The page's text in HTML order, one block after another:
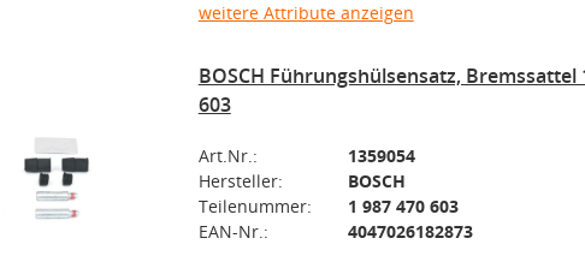
weitere Attribute anzeigen
BOSCH Führungshülsensatz, Bremssattel
603
Art.Nr.:
1359054
Hersteller:
BOSCH
Teilenummer:
1 987 470 603
EAN-Nr.:
4047026182873